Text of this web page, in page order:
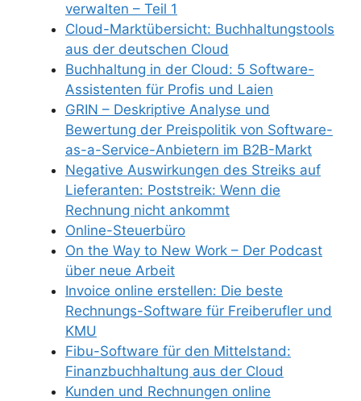
verwalten – Teil 1
Cloud-Marktübersicht: Buchhaltungstools
aus der deutschen Cloud
Buchhaltung in der Cloud: 5 Software-
Assistenten für Profis und Laien
GRIN – Deskriptive Analyse und
Bewertung der Preispolitik von Software-
as-a-Service-Anbietern im B2B-Markt
Negative Auswirkungen des Streiks auf
Lieferanten: Poststreik: Wenn die
Rechnung nicht ankommt
Online-Steuerbüro
On the Way to New Work – Der Podcast
über neue Arbeit
Invoice online erstellen: Die beste
Rechnungs-Software für Freiberufler und
KMU
Fibu-Software für den Mittelstand:
Finanzbuchhaltung aus der Cloud
Kunden und Rechnungen online